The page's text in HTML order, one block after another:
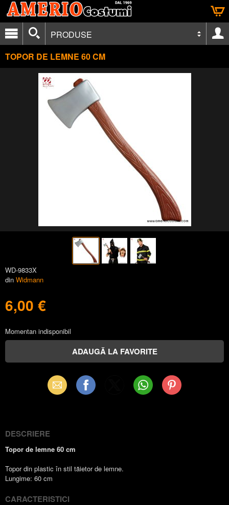
PRODUSE
TOPOR DE LEMNE 60 CM
WD-9833X
din Widmann
6,00 €
Momentan indisponibil
Email Facebook WhatsAppPinterest
DESCRIERE
Topor de lemne 60 cm
Topor din plastic în stil tăietor de lemne.
Lungime: 60 cm
CARACTERISTICI